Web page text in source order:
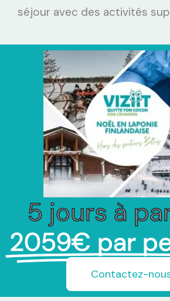
séjour avec des activités
5 jours à
2059€ par
Contactez-